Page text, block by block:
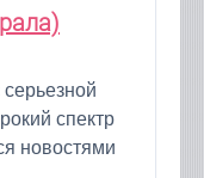
спектр
новостями